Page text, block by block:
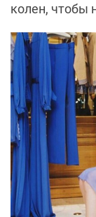
колен, чтобы